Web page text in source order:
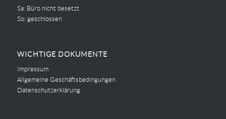
Sa: Büro nicht besetzt
So: geschlossen
WICHTIGE DOKUMENTE
Impressum
Allgemeine Geschäftsbedingungen
Datenschutzerklärung